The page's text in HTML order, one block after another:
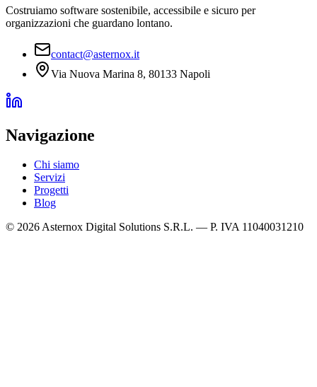
Costruiamo software sostenibile, accessibile e sicuro per
organizzazioni che guardano lontano.
contact@asternox.it
Via Nuova Marina 8, 80133 Napoli
Navigazione
Chi siamo
Servizi
Progetti
Blog
© 2026Asternox Digital Solutions S.R.L. — P. IVA 11040031210